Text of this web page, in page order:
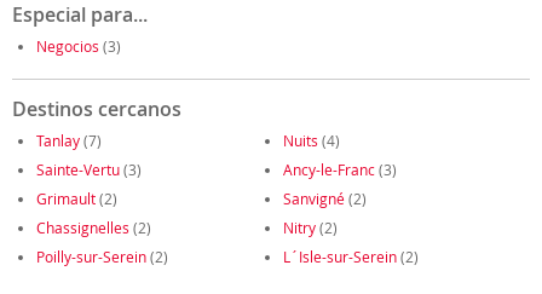
Especial para...
Negocios (3)
Destinos cercanos
Tanlay(7) Nuits (4)
Sainte-Vertu(3) Ancy-le-Franc(3)
Grimault(2) Sanvigné(2)
Chassignelles (2) Nitry(2)
Poilly-sur-Serein(2) L´Isle-sur-Serein(2)